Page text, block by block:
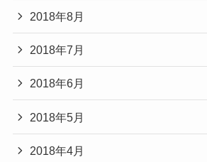
2018年8月
2018年7月
2018年6月
2018年5月
2018年4月